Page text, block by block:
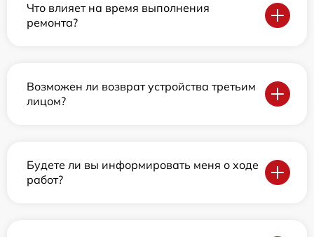
Что влияет на время выполнения
ремонта?
Возможен ли возврат устройства третьим
лицом?
Будете ли вы информировать меня о ходе
работ?